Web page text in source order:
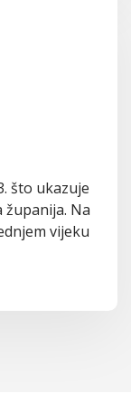
što ukazuje
županija. Na
vijeku